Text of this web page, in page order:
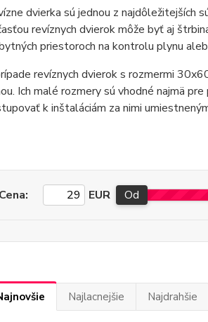
dvierka sú jednou z najdôležitejších
revíznych dvierok môže byť aj
priestoroch na kontrolu plynu
revíznych dvierok s rozmermi
Ich malé rozmery sú vhodné najmä
k inštaláciám za nimi
Cena: EUR Od
Najlacnejšie Najdrahšie